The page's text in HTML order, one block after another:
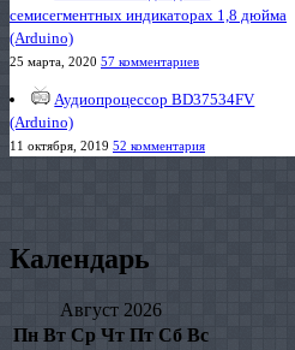
семисегментных индикаторах 1,8 дюйма
(Arduino)
25 марта, 2020 57 комментариев
Аудиопроцессор BD37534FV
(Arduino)
11 октября, 2019 52 комментария
Календарь
Август 2026
Пн Вт Ср Чт Пт Сб Вс